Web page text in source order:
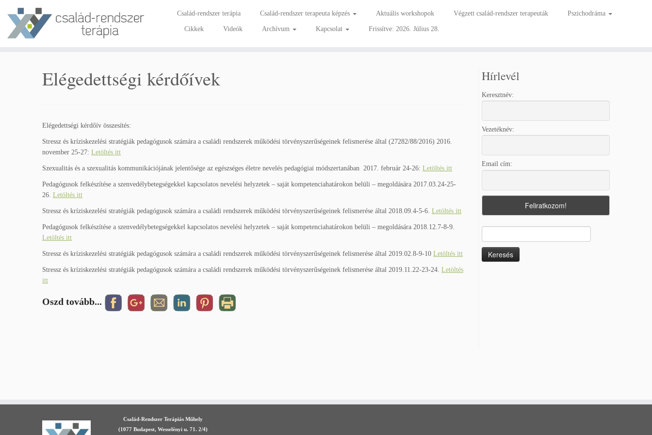
content
Család-rendszer terápia Család-rendszer terapeuta képzés Aktuális workshopok Végzett család-rendszer terapeuták Pszichodráma
Cikkek Videók Archívum Kapcsolat Frissítve: 2026. Július 28.
Elégedettségi kérdőívek
Elégedettségi kérdőív összesítés:
Stressz és kríziskezelési stratégiák pedagógusok számára a családi rendszerek működési törvényszerűségeinek felismerése által (27282/88/2016) 2016.
november 25-27: Letöltés itt
Szexualitás és a szexualitás kommunikációjának jelentősége az egészséges életre nevelés pedagógiai módszertanában 2017. február 24-26: Letöltés itt
Pedagógusok felkészítése a szenvedélybetegségekkel kapcsolatos nevelési helyzetek – saját kompetenciahatárokon belüli – megoldására 2017.03.24-25-
26. Letöltés itt
Stressz és kríziskezelési stratégiák pedagógusok számára a családi rendszerek működési törvényszerűségeinek felismerése által 2018.09.4-5-6. Letöltés itt
Pedagógusok felkészítése a szenvedélybetegségekkel kapcsolatos nevelési helyzetek – saját kompetenciahatárokon belüli – megoldására 2018.12.7-8-9.
Letöltés itt
Stressz és kríziskezelési stratégiák pedagógusok számára a családi rendszerek működési törvényszerűségeinek felismerése által 2019.02.8-9-10 Letöltés itt
Stressz és kríziskezelési stratégiák pedagógusok számára a családi rendszerek működési törvényszerűségeinek felismerése által 2019.11.22-23-24. Letöltés
itt
Oszd tovább...
Hírlevél
Keresztnév:
Vezetéknév:
Email cím:
Család-Rendszer Terápiás Műhely
(1077 Budapest, Wesselényi u. 71. 2/4)